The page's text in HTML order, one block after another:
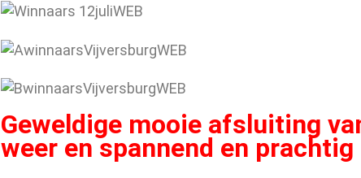
Geweldige mooie afsluiting
weer en spannend en